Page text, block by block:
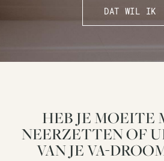
DAT WIL IK
HEB JE MOEITE
NEERZETTEN OF
VAN JE VA-